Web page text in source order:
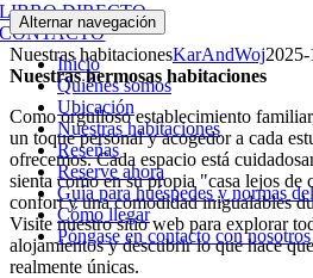
Alternar navegación
Inicio
Quiénes somos
Ubicación
Nuestras habitaciones
Reseñas
Reserve ahora
Guía para huéspedes y normas
Cómo llegar
Póngase en contacto con nosotros
LIBRO DIRECTO
CONTACTO
Nuestras habitacionesKarAndWoj
Nuestras hermosas habitaciones
Como orgulloso establecimiento
un toque personal y acogedor a cada
ofrecemos. Cada espacio está
sienta como en su propia "casa lejos de
confort y una comodidad inigualables
Visite nuestro sitio web para explorar
alojamientos y descubrir lo que hace
realmente únicas.